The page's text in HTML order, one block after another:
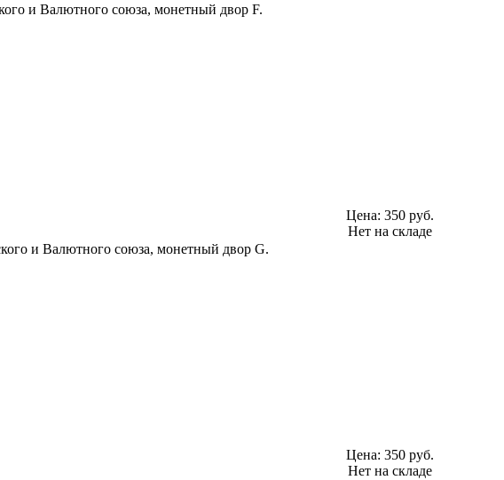
и Валютного союза, монетный двор F.
и Валютного союза, монетный двор G.
Цена: 350 руб.
Нет на складе
Цена: 350 руб.
Нет на складе